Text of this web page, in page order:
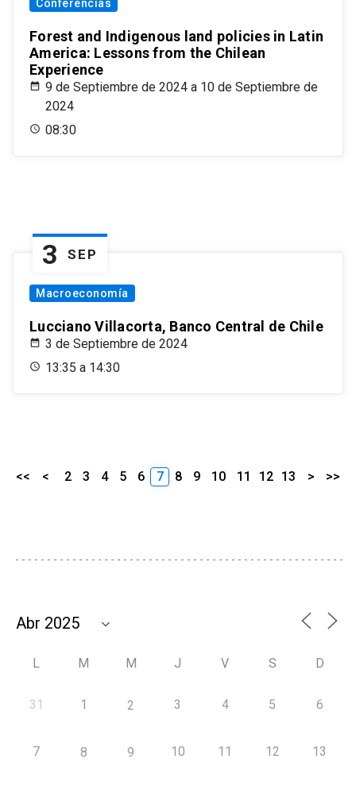
Conferencias
Forest and Indigenous land policies in Latin
America: Lessons from the Chilean
Experience
9 de Septiembre de 2024 a 10 de Septiembre de
2024
08:30
3 SEP
Macroeconomía
Lucciano Villacorta, Banco Central de Chile
3 de Septiembre de 2024
13:35 a 14:30
<< < 2 3 4 5 6 7 8 9 10 11 12 13 > >>
L M M J V S D
31 1 2 3 4 5 6
7 8 9 10 11 12 13